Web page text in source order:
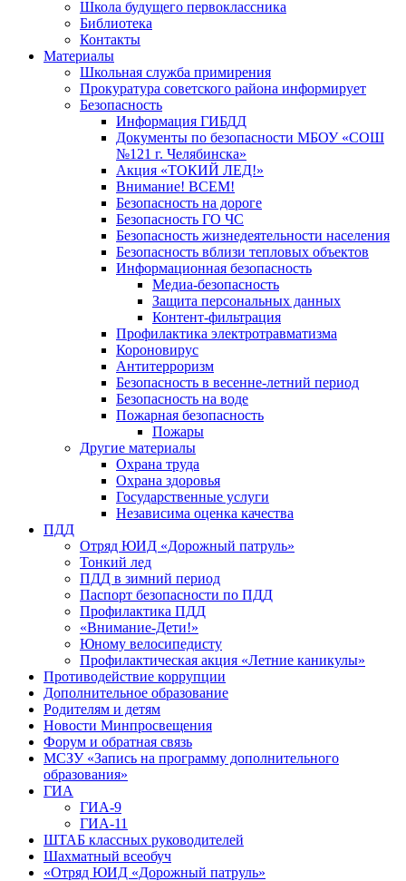
Школа будущего первоклассника
Библиотека
Контакты
Материалы
Школьная служба примирения
Прокуратура советского района информирует
Безопасность
Информация ГИБДД
Документы по безопасности МБОУ «СОШ
№121 г. Челябинска»
Акция «ТОКИЙ ЛЕД!»
Внимание! ВСЕМ!
Безопасность на дороге
Безопасность ГО ЧС
Безопасность жизнедеятельности населения
Безопасность вблизи тепловых объектов
Информационная безопасность
Медиа-безопасность
Защита персональных данных
Контент-фильтрация
Профилактика электротравматизма
Короновирус
Антитерроризм
Безопасность в весенне-летний период
Безопасность на воде
Пожарная безопасность
Пожары
Другие материалы
Охрана труда
Охрана здоровья
Государственные услуги
Независима оценка качества
ПДД
Отряд ЮИД «Дорожный патруль»
Тонкий лед
ПДД в зимний период
Паспорт безопасности по ПДД
Профилактика ПДД
«Внимание-Дети!»
Юному велосипедисту
Профилактическая акция «Летние каникулы»
Противодействие коррупции
Дополнительное образование
Родителям и детям
Новости Минпросвещения
Форум и обратная связь
МСЗУ «Запись на программу дополнительного
образования»
ГИА
ГИА-9
ГИА-11
ШТАБ классных руководителей
Шахматный всеобуч
«Отряд ЮИД «Дорожный патруль»